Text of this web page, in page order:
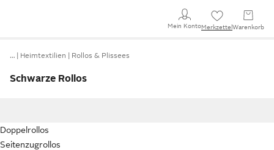
Mein KontoMerkzettel Warenkorb
… Heimtextilien Rollos & Plissees
Schwarze Rollos
Doppelrollos
Seitenzugrollos